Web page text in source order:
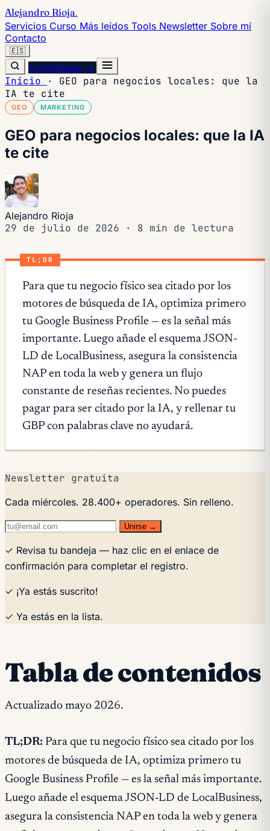
Alejandro Rioja.
Servicios Curso Más leídos Tools Newsletter Sobre mí
Contacto
🇪🇸
Contrátame →
Inicio ·
GEO para negocios locales: que la
IA te cite
GEO MARKETING
GEO para negocios locales: que la IA
te cite
Alejandro Rioja
29 de julio de 2026 · 8 min de lectura
TL;DR
Para que tu negocio físico sea citado por los
motores de búsqueda de IA, optimiza primero
tu Google Business Profile — es la señal más
importante. Luego añade el esquema JSON-
LD de LocalBusiness, asegura la consistencia
NAP en toda la web y genera un flujo
constante de reseñas recientes. No puedes
pagar para ser citado por la IA, y rellenar tu
GBP con palabras clave no ayudará.
Newsletter gratuita
Cada miércoles. 28.400+ operadores. Sin relleno.
Unirse →
✓ Revisa tu bandeja — haz clic en el enlace de
confirmación para completar el registro.
✓ ¡Ya estás suscrito!
✓ Ya estás en la lista.
Tabla de contenidos
Actualizado mayo 2026.
TL;DR: Para que tu negocio físico sea citado por los
motores de búsqueda de IA, optimiza primero tu
Google Business Profile — es la señal más importante.
Luego añade el esquema JSON-LD de LocalBusiness,
asegura la consistencia NAP en toda la web y genera